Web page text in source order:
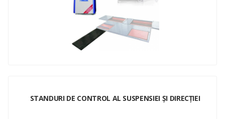
STANDURI DE CONTROL AL SUSPENSIEI ȘI DIRECȚIEI